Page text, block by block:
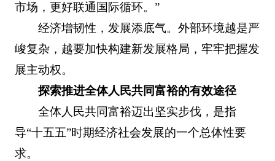
市场，更好联通国际循环。”
经济增韧性，发展添底气。外部环境越是严
峻复杂，越要加快构建新发展格局，牢牢把握发
展主动权。
探索推进全体人民共同富裕的有效途径
全体人民共同富裕迈出坚实步伐，是指
导“十五五”时期经济社会发展的一个总体性要
求。